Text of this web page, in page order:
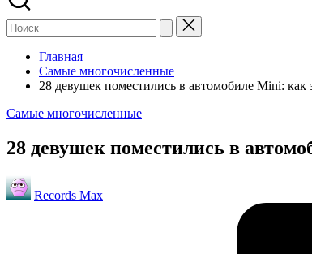
Главная
Самые многочисленные
28 девушек поместились в автомобиле Mini: как
Опубликовано
Самые многочисленные
28 девушек поместились в
Запись
от
Records Max